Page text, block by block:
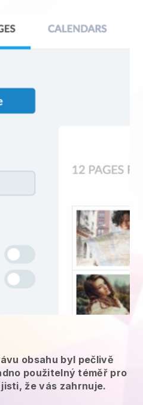
obsahu byl pečlivě
použitelný téměř pro
že vás zahrnuje.